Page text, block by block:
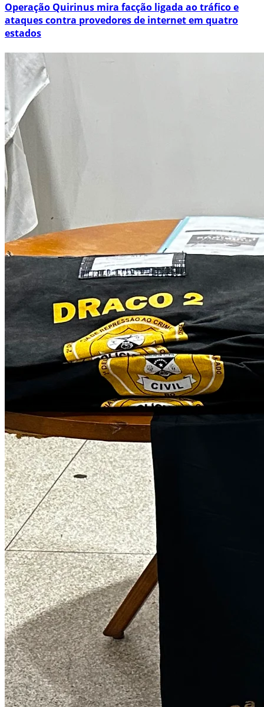
Operação Quirinus mira facção ligada ao tráfico e
ataques contra provedores de internet em quatro
estados